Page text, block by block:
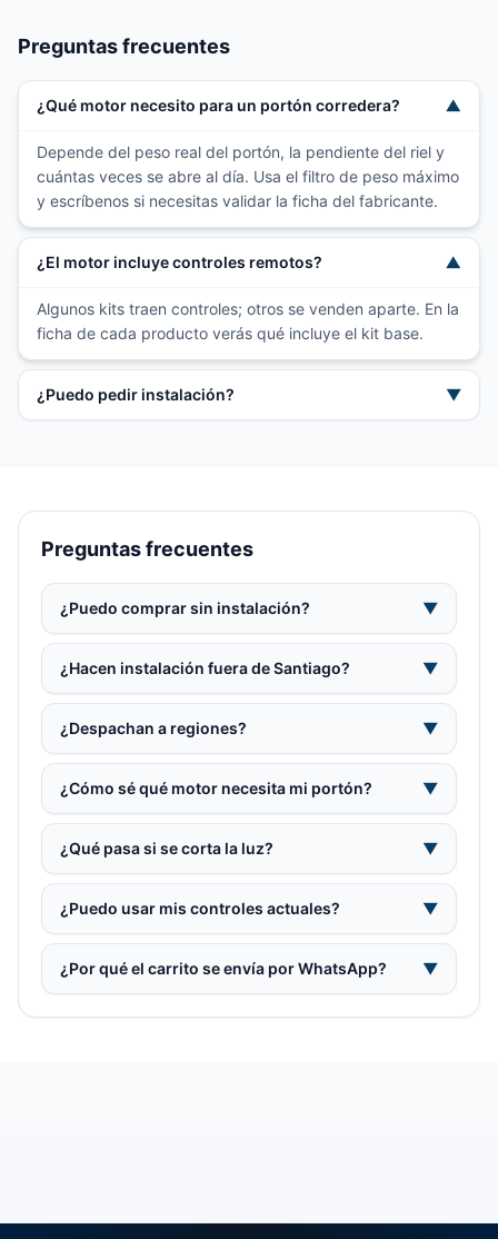
Preguntas frecuentes
¿Qué motor necesito para un portón corredera? ▼
Depende del peso real del portón, la pendiente del riel y
cuántas veces se abre al día. Usa el filtro de peso máximo
y escríbenos si necesitas validar la ficha del fabricante.
¿El motor incluye controles remotos? ▼
Algunos kits traen controles; otros se venden aparte. En la
ficha de cada producto verás qué incluye el kit base.
¿Puedo pedir instalación? ▼
Preguntas frecuentes
¿Puedo comprar sin instalación? ▼
¿Hacen instalación fuera de Santiago? ▼
¿Despachan a regiones? ▼
¿Cómo sé qué motor necesita mi portón? ▼
¿Qué pasa si se corta la luz? ▼
¿Puedo usar mis controles actuales? ▼
¿Por qué el carrito se envía por WhatsApp? ▼